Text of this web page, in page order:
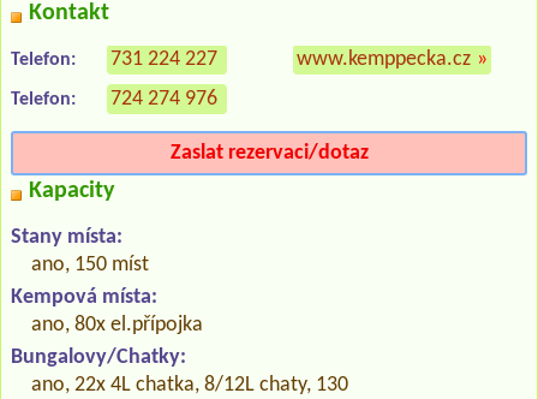
Kontakt
Telefon: 731 224 227
Telefon: 724 274 976
www.kemppecka.cz »
Zaslat rezervaci/dotaz
Kapacity
Stany místa:
ano, 150 míst
Kempová místa:
ano, 80x el.přípojka
Bungalovy/Chatky:
ano, 22x 4L chatka, 8/12L chaty, 130